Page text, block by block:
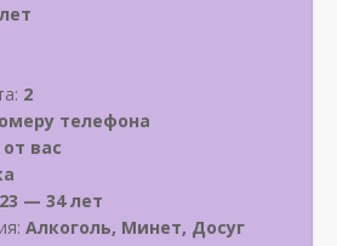
2
телефона
вас
23 — 34 лет
Алкоголь, Минет, Досуг